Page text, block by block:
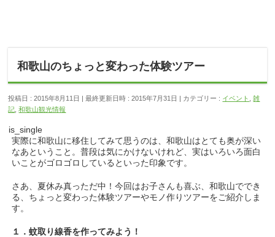
和歌山のちょっと変わった体験ツアー
投稿日 : 2015年8月11日 最終更新日時 : 2015年7月31日 カテゴリー : イベント ,雑
記 ,和歌山観光情報
is_single
実際に和歌山に移住してみて思うのは、和歌山はとても奥が深い
なあということ。普段は気にかけないけれど、実はいろいろ面白
いことがゴロゴロしているといった印象です。
さあ、夏休み真っただ中！今回はお子さんも喜ぶ、和歌山ででき
る、ちょっと変わった体験ツアーやモノ作りツアーをご紹介しま
す。
１．蚊取り線香を作ってみよう！